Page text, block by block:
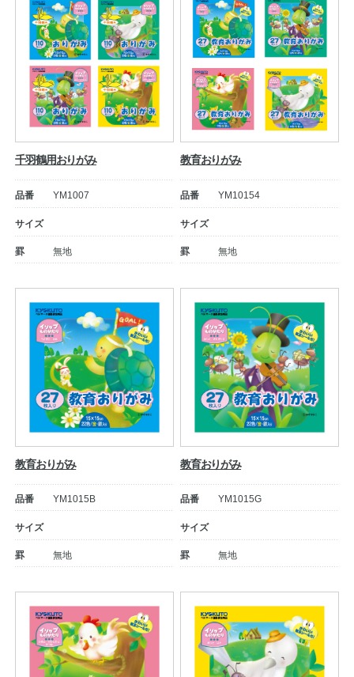
公式アカウント
日本ノート
千羽鶴用おりがみ
品番 YM1007
サイズ
罫 無地
教育おりがみ
品番 YM10154
サイズ
罫 無地
教育おりがみ
品番 YM1015B
サイズ
罫 無地
教育おりがみ
品番 YM1015G
サイズ
罫 無地